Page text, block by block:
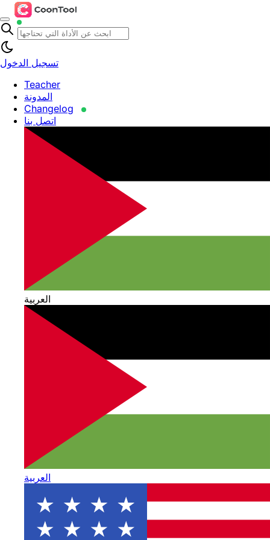
تسجيل الدخول
Teacher
المدونة
Changelog
اتصل بنا
العربية
العربية